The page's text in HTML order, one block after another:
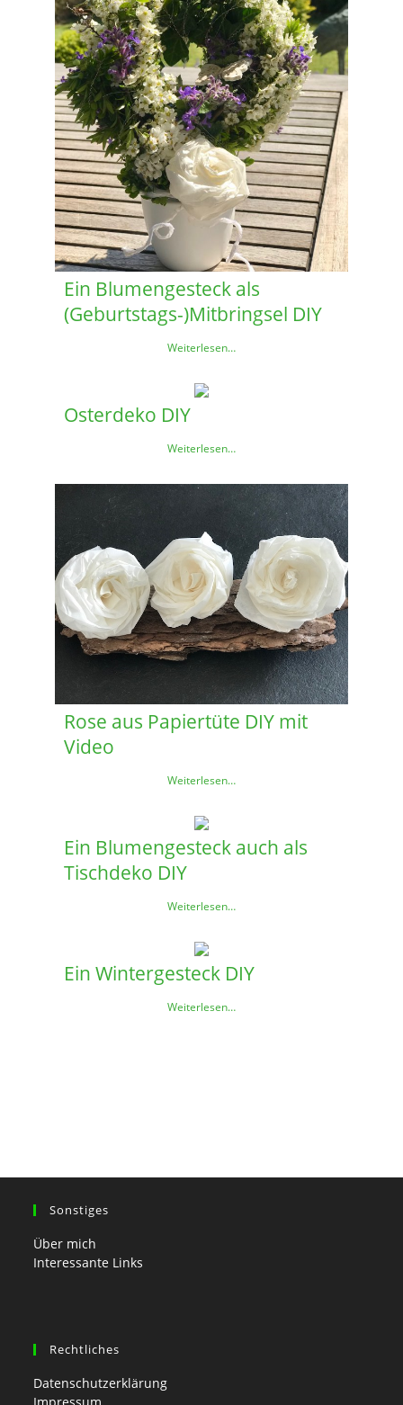
Ein Blumengesteck als
(Geburtstags-)Mitbringsel DIY
Weiterlesen…
Osterdeko DIY
Weiterlesen…
Rose aus Papiertüte DIY mit
Video
Weiterlesen…
Ein Blumengesteck auch als
Tischdeko DIY
Weiterlesen…
Ein Wintergesteck DIY
Weiterlesen…
Sonstiges
Über mich
Interessante Links
Rechtliches
Datenschutzerklärung
Impressum